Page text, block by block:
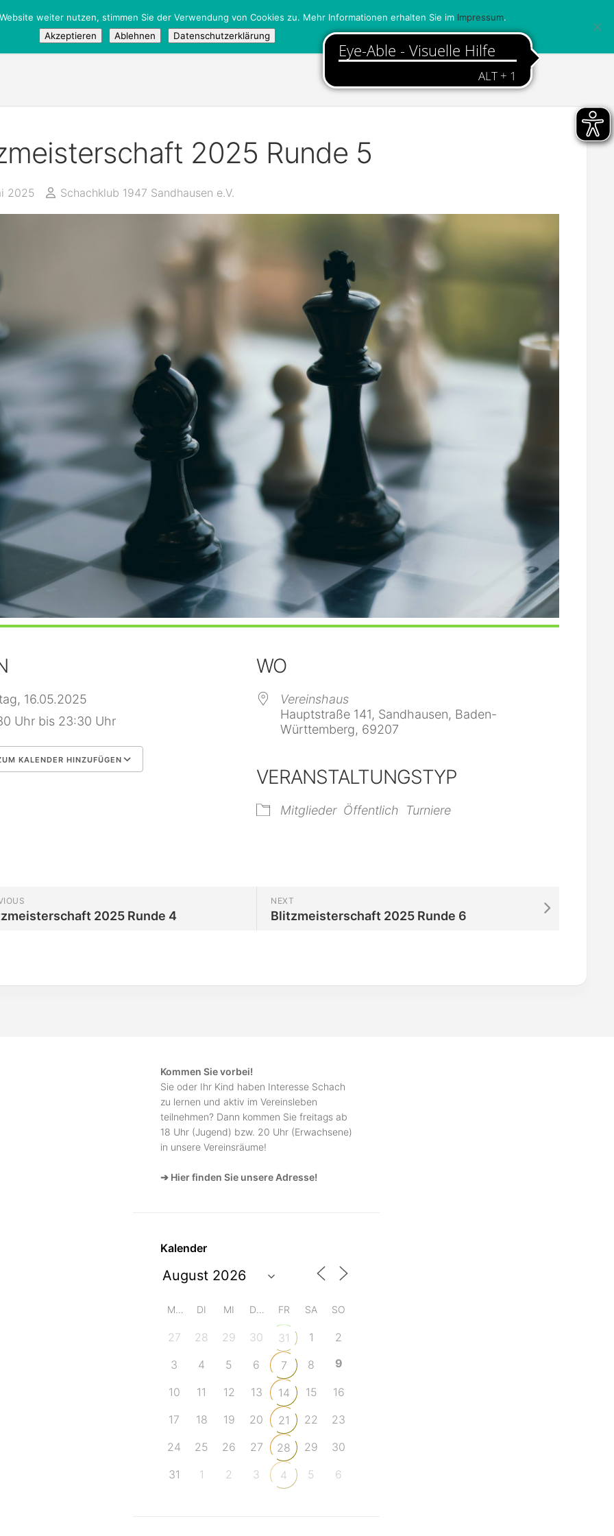
Jugendmeisterschaft
Öffentlich/Turniere
2025 Runde 5
2025 Schachklub 1947 Sandhausen e.V.
16.05.2025
Uhr bis 23:30 Uhr
KALENDER HINZUFÜGEN
iCalendar
WO
Vereinshaus
Hauptstraße 141, Sandhausen, Baden-
Württemberg, 69207
VERANSTALTUNGSTYP
Mitglieder Öffentlich Turniere
NEXT
Blitzmeisterschaft 2025 Runde 6
2025 Runde 4
Kommen Sie vorbei!
Sie oder Ihr Kind haben Interesse Schach
zu lernen und aktiv im Vereinsleben
teilnehmen? Dann kommen Sie freitags ab
18 Uhr (Jugend) bzw. 20 Uhr (Erwachsene)
in unsere Vereinsräume!
➔ Hier finden Sie unsere Adresse!
Kalender
MO DI MI DO FR SA SO
27 28 29 30 31 1
2
3
4 5 6 7 8 9
10 11 12 13 14 15
16
17
18 19 20 21 22
23
24
25 26 27 28 29
30
31
1 2 3 4 5 6
weiter nutzen, stimmen Sie der Verwendung von Cookies zu. Mehr Informationen erhalten Sie im Impressum.
Akzeptieren
Ablehnen Datenschutzerklärung